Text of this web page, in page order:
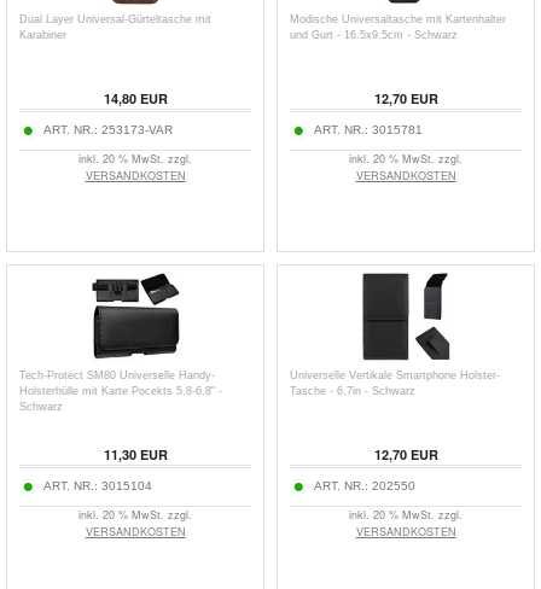
Dual Layer Universal-Gürteltasche mit
Karabiner
14,80EUR
ART. NR.: 253173-VAR
inkl. 20 % MwSt. zzgl.
VERSANDKOSTEN
Modische Universaltasche mit Kartenhalter
und Gurt - 16.5x9.5cm - Schwarz
12,70EUR
ART. NR.: 3015781
inkl. 20 % MwSt. zzgl.
VERSANDKOSTEN
Tech-Protect SM80 Universelle Handy-
Holsterhülle mit Karte Pocekts 5.8-6.8" -
Schwarz
11,30EUR
ART. NR.: 3015104
inkl. 20 % MwSt. zzgl.
VERSANDKOSTEN
Universelle Vertikale Smartphone Holster-
Tasche - 6.7in - Schwarz
12,70EUR
ART. NR.: 202550
inkl. 20 % MwSt. zzgl.
VERSANDKOSTEN